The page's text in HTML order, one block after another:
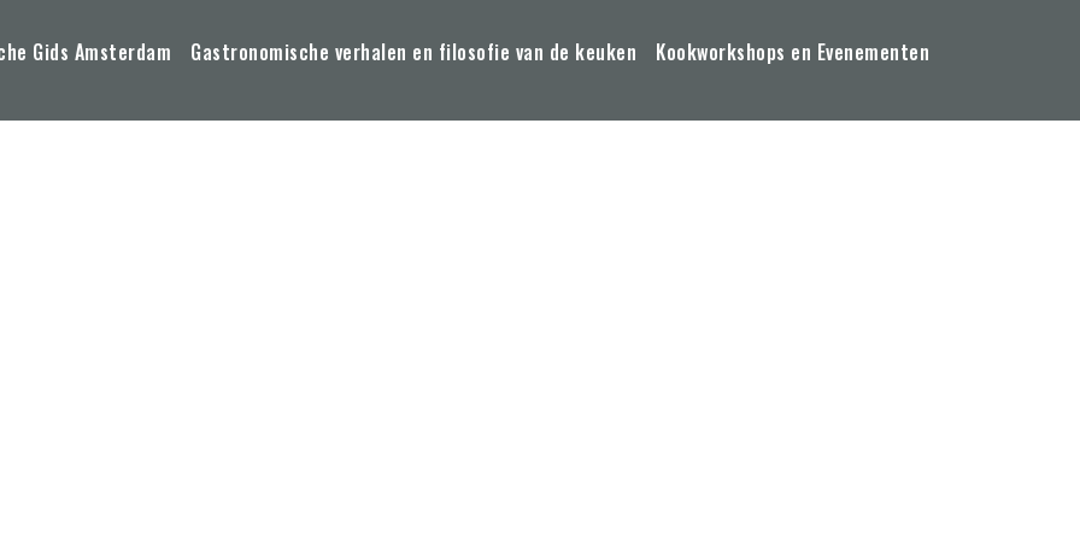
Gids Amsterdam Gastronomische verhalen en filosofie van de keuken Kookworkshops en Evenementen